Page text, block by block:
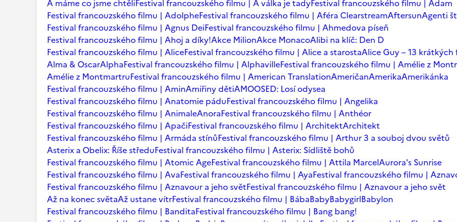
A máme co jsme chtěliFestival francouzského filmu | A válka je tadyFestival francouzského filmu | Adam
Festival francouzského filmu | AdolpheFestival francouzského filmu | Aféra ClearstreamAftersunAgenti
Festival francouzského filmu | Agnus DeiFestival francouzského filmu | Ahmedova píseň
Festival francouzského filmu | Ahoj a díky!Akce MilionAkce MonacoAlibi na klíč: Den D
Festival francouzského filmu | AliceFestival francouzského filmu | Alice a starostaAlice Guy – 13 krátkých
Alma & OscarAlphaFestival francouzského filmu | AlphavilleFestival francouzského filmu | Amélie z
Amélie z MontmartruFestival francouzského filmu | American TranslationAmeričanAmerikaAmerikánka
Festival francouzského filmu | AminAmiřiny dětiAMOOSED: Losí odysea
Festival francouzského filmu | Anatomie páduFestival francouzského filmu | Angelika
Festival francouzského filmu | AnimaleAnoraFestival francouzského filmu | Anthéor
Festival francouzského filmu | ApačiFestival francouzského filmu | ArchitektArchitekt
Festival francouzského filmu | Armáda stínůFestival francouzského filmu | Arthur 3 a souboj dvou světů
Asterix a Obelix: Říše středuFestival francouzského filmu | Asterix: Sídliště bohů
Festival francouzského filmu | Atomic AgeFestival francouzského filmu | Attila MarcelAurora's Sunrise
Festival francouzského filmu | AvaFestival francouzského filmu | AyaFestival francouzského filmu |
Festival francouzského filmu | Aznavour a jeho světFestival francouzského filmu | Aznavour a jeho svět
Až na konec světaAž ustane vítrFestival francouzského filmu | BábaBabyBabygirlBabylon
Festival francouzského filmu | BanditaFestival francouzského filmu | Bang bang!